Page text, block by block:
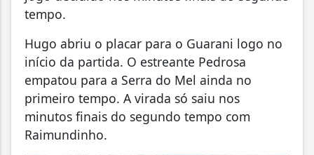
tempo.
Hugo abriu o placar para o Guarani logo no
início da partida. O estreante Pedrosa
empatou para a Serra do Mel ainda no
primeiro tempo. A virada só saiu nos
minutos finais do segundo tempo com
Raimundinho.